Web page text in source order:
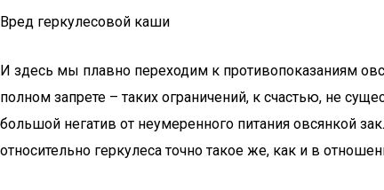
Вред геркулесовой каши
И здесь мы плавно переходим к противопоказаниям
полном запрете – таких ограничений, к счастью, не
большой негатив от неумеренного питания овсянкой
относительно геркулеса точно такое же, как и в